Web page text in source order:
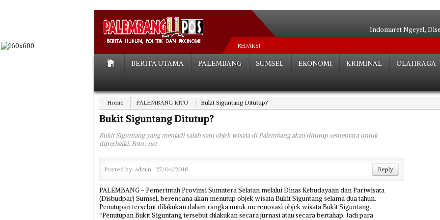
Indomaret Ngeyel,
Hutan
Angkot
Tak ada
Palembang
Bocah SD Tewas
REDAKSI
BERITA UTAMA PALEMBANG SUMSEL EKONOMI KRIMINAL OLAHRAGA
Home PALEMBANG KITO Bukit Siguntang Ditutup?
Bukit Siguntang Ditutup?
Bukit Siguntang yang menjadi salah satu objek wisata di Palembang akan ditutup sementara untuk
diperbaiki. Foto : net
Posted by: admin 27/04/2016 Reply
PALEMBANG - Pemerintah Provinsi Sumatera Selatan melalui Dinas Kebudayaan dan Pariwisata
(Disbudpar) Sumsel, berencana akan menutup objek wisata Bukit Siguntang selama dua tahun.
Penutupan tersebut dilakukan dalam rangka untuk merenovasi objek wisata Bukit Siguntang.
“Penutupan Bukit Siguntang tersebut dilakukan secara jurnasi atau secara bertahap. Jadi para